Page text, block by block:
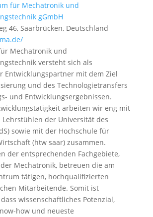
für Mechatronik und
gGmbH
46, Saarbrücken, Deutschland
Mechatronik und
versteht sich als
Entwicklungspartner mit dem Ziel
und des Technologietransfers
und Entwicklungsergebnissen.
arbeiten wir eng mit
der Universität des
sowie mit der Hochschule für
(htw saar) zusammen.
der entsprechenden Fachgebiete,
Mechatronik, betreuen die am
tätigen, hochqualifizierten
Mitarbeitende. Somit ist
wissenschaftliches Potenzial,
how und neueste